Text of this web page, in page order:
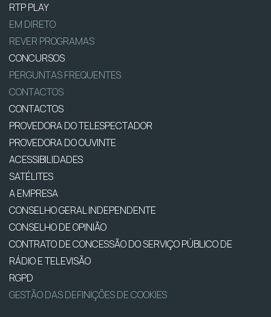
RTP PLAY
EM DIRETO
REVER PROGRAMAS
CONCURSOS
PERGUNTAS FREQUENTES
CONTACTOS
CONTACTOS
PROVEDORA DO TELESPECTADOR
PROVEDORA DO OUVINTE
ACESSIBILIDADES
SATÉLITES
A EMPRESA
CONSELHO GERAL INDEPENDENTE
CONSELHO DE OPINIÃO
CONTRATO DE CONCESSÃO DO SERVIÇO PÚBLICO DE
RÁDIO E TELEVISÃO
RGPD
GESTÃO DAS DEFINIÇÕES DE COOKIES